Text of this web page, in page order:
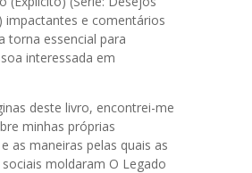
impactantes e comentários
torna essencial para
interessada em
deste livro, encontrei-me
minhas próprias
as maneiras pelas quais as
moldaram O Legado